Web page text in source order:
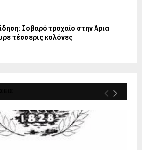
Σοβαρό τροχαίο στην Άρια
τέσσερις κολόνες